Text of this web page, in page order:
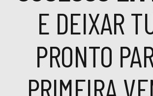
E DEIXAR
PRONTO
PRIMEIRA